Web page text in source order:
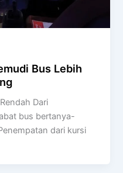
Bus Lebih
Dari
bus bertanya-
dari kursi